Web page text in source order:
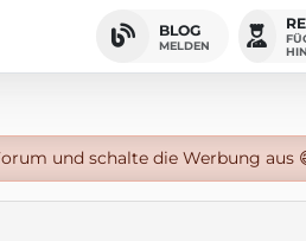
BLOG
MELDEN
und schalte die Werbung aus